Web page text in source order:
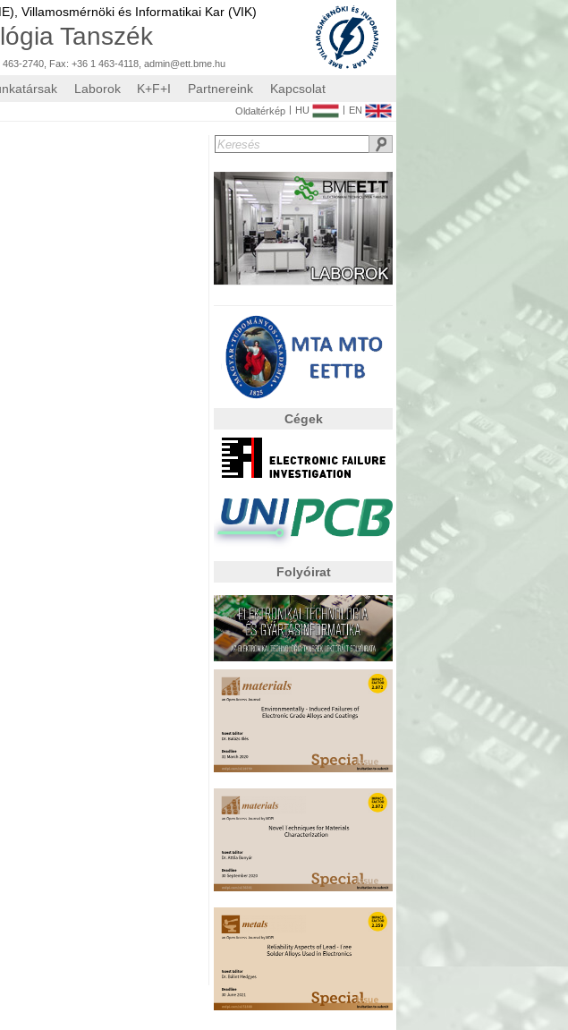
Villamosmérnöki és Informatikai Kar (VIK)
Tanszék
2740, Fax: +36 1 463-4118 admin@ett.bme.hu
Laborok K+F+I Partnereink Kapcsolat
Oldaltérkép | HU | EN
Cégek
Folyóirat